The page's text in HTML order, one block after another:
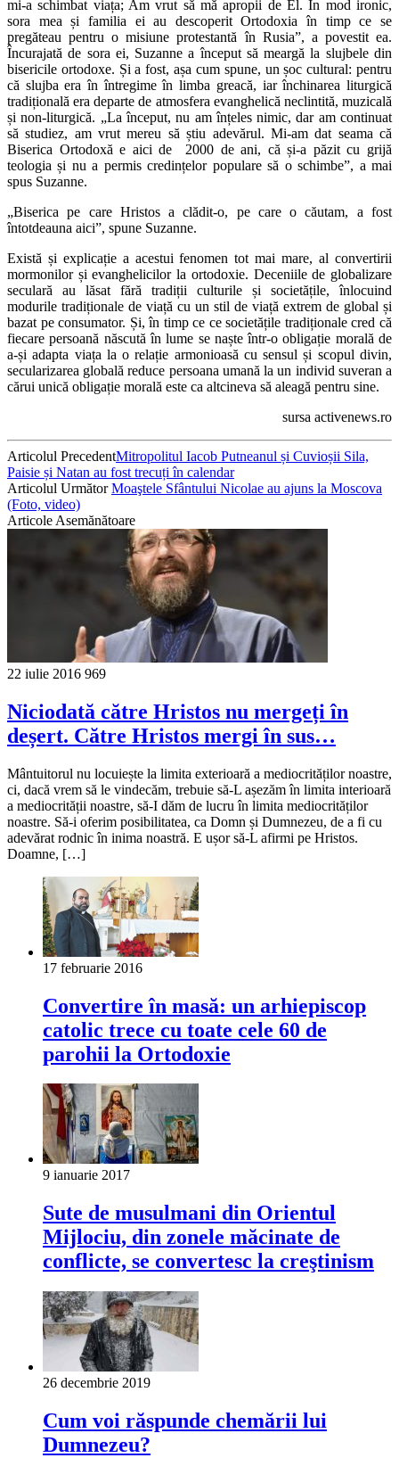
mi-a schimbat viața; Am vrut să mă apropii de El. În mod ironic,
sora mea și familia ei au descoperit Ortodoxia în timp ce se
pregăteau pentru o misiune protestantă în Rusia”, a povestit ea.
Încurajată de sora ei, Suzanne a început să meargă la slujbele din
bisericile ortodoxe. Și a fost, așa cum spune, un șoc cultural: pentru
că slujba era în întregime în limba greacă, iar închinarea liturgică
tradițională era departe de atmosfera evanghelică neclintită, muzicală
și non-liturgică. „La început, nu am înțeles nimic, dar am continuat
să studiez, am vrut mereu să știu adevărul. Mi-am dat seama că
Biserica Ortodoxă e aici de 2000 de ani, că și-a păzit cu grijă
teologia și nu a permis credințelor populare să o schimbe”, a mai
spus Suzanne.
„Biserica pe care Hristos a clădit-o, pe care o căutam, a fost
întotdeauna aici”, spune Suzanne.
Există și explicație a acestui fenomen tot mai mare, al convertirii
mormonilor și evanghelicilor la ortodoxie. Deceniile de globalizare
seculară au lăsat fără tradiții culturile și societățile, înlocuind
modurile tradiționale de viață cu un stil de viață extrem de global și
bazat pe consumator. Și, în timp ce ce societățile tradiționale cred că
fiecare persoană născută în lume se naște într-o obligație morală de
a-și adapta viața la o relație armonioasă cu sensul și scopul divin,
secularizarea globală reduce persoana umană la un individ suveran a
cărui unică obligație morală este ca altcineva să aleagă pentru sine.
sursa activenews.ro
Articolul PrecedentMitropolitul Iacob Putneanul și Cuvioșii Sila,
Paisie și Natan au fost trecuți în calendar
Articolul UrmătorMoaştele Sfântului Nicolae au ajuns la Moscova
(Foto, video)
Articole Asemănătoare
22 iulie 2016 969
Niciodată către Hristos nu mergeți în
deșert. Către Hristos mergi în sus…
Mântuitorul nu locuiește la limita exterioară a mediocrităților noastre,
ci, dacă vrem să le vindecăm, trebuie să-L așezăm în limita interioară
a mediocrității noastre, să-I dăm de lucru în limita mediocrităților
noastre. Să-i oferim posibilitatea, ca Domn și Dumnezeu, de a fi cu
adevărat rodnic în inima noastră. E ușor să-L afirmi pe Hristos.
Doamne, […]
17 februarie 2016
Convertire în masă: un arhiepiscop
catolic trece cu toate cele 60 de
parohii la Ortodoxie
9 ianuarie 2017
Sute de musulmani din Orientul
Mijlociu, din zonele măcinate de
conflicte, se convertesc la creştinism
26 decembrie 2019
Cum voi răspunde chemării lui
Dumnezeu?